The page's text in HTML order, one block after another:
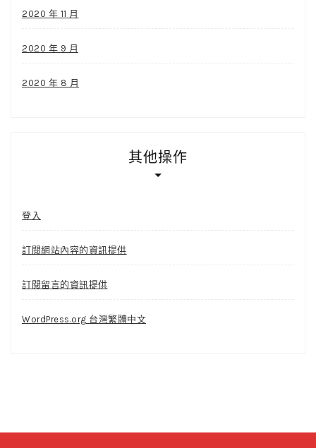
2020 年 11 月
2020 年 9 月
2020 年 8 月
其他操作
登入
訂閱網站內容的資訊提供
訂閱留言的資訊提供
WordPress.org 台灣繁體中文